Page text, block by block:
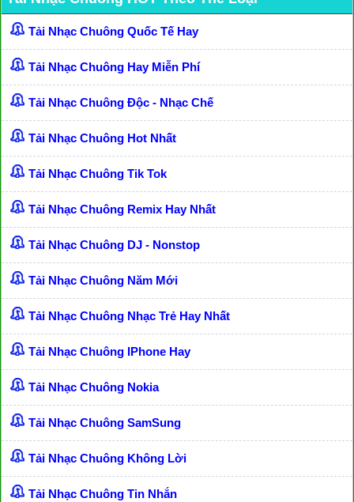
Tải Nhạc Chuông Quốc Tế Hay
Tải Nhạc Chuông Hay Miễn Phí
Tải Nhạc Chuông Độc - Nhạc Chế
Tải Nhạc Chuông Hot Nhất
Tải Nhạc Chuông Tik Tok
Tải Nhạc Chuông Remix Hay Nhất
Tải Nhạc Chuông DJ - Nonstop
Tải Nhạc Chuông Năm Mới
Tải Nhạc Chuông Nhạc Trẻ Hay Nhất
Tải Nhạc Chuông IPhone Hay
Tải Nhạc Chuông Nokia
Tải Nhạc Chuông SamSung
Tải Nhạc Chuông Không Lời
Tải Nhạc Chuông Tin Nhắn